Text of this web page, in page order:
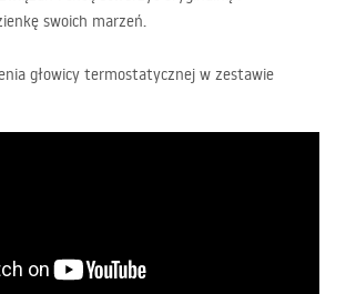
swoich marzeń.
głowicy termostatycznej w zestawie